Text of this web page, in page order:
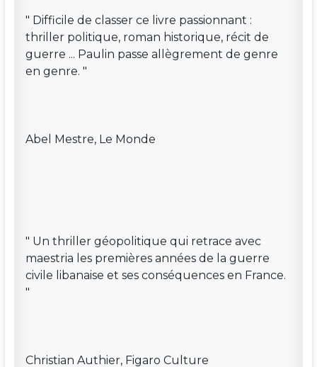
" Difficile de classer ce livre passionnant :
thriller politique, roman historique, récit de
guerre ... Paulin passe allègrement de genre
en genre. "
Abel Mestre, Le Monde
" Un thriller géopolitique qui retrace avec
maestria les premières années de la guerre
civile libanaise et ses conséquences en France.
"
Christian Authier, Figaro Culture